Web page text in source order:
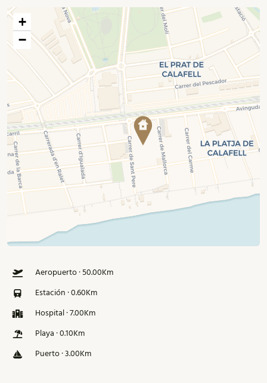
+
−
Aeropuerto · 50.00Km
Estación · 0.60Km
Hospital · 7.00Km
Playa · 0.10Km
Puerto · 3.00Km